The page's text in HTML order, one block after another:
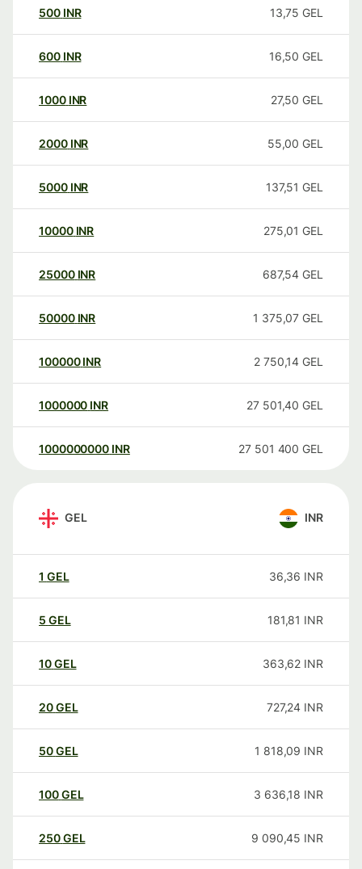
500 INR 13,75 GEL
600 INR 16,50 GEL
1000 INR 27,50 GEL
2000 INR 55,00 GEL
5000 INR 137,51 GEL
10000 INR 275,01 GEL
25000 INR 687,54 GEL
50000 INR 1 375,07 GEL
100000 INR 2 750,14 GEL
1000000 INR 27 501,40 GEL
1000000000 INR 27 501 400 GEL
GEL INR
1 GEL 36,36 INR
5 GEL 181,81 INR
10GEL 363,62 INR
20GEL 727,24 INR
50GEL 1 818,09 INR
100GEL 3 636,18 INR
250GEL 9 090,45 INR